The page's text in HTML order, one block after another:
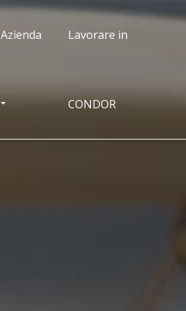
Azienda
TOGGLE DROPDOWN
Lavorare in
CONDOR